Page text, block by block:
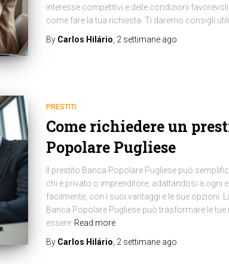
interesse competitivi e delle condizioni
come fare la tua richiesta. Ti daremo consigli
By Carlos Hilário 2 settimaneago
PRESTITI
Come richiedere un
Popolare Pugliese
Il prestito Banca Popolare Pugliese può
chi è privato o imprenditore, adattandosi a ogni
facilmente, con i suoi vantaggi e le sue opzioni.
Banca Popolare Pugliese può trasformare le
essere Read more
By Carlos Hilário 2 settimaneago